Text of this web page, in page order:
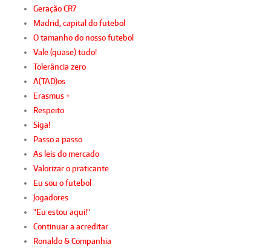
Geração CR7
Madrid, capital do futebol
O tamanho do nosso futebol
Vale (quase) tudo!
Tolerância zero
A(TAD)os
Erasmus +
Respeito
Siga!
Passo a passo
As leis do mercado
Valorizar o praticante
Eu sou o futebol
Jogadores
"Eu estou aqui!"
Continuar a acreditar
Ronaldo & Companhia